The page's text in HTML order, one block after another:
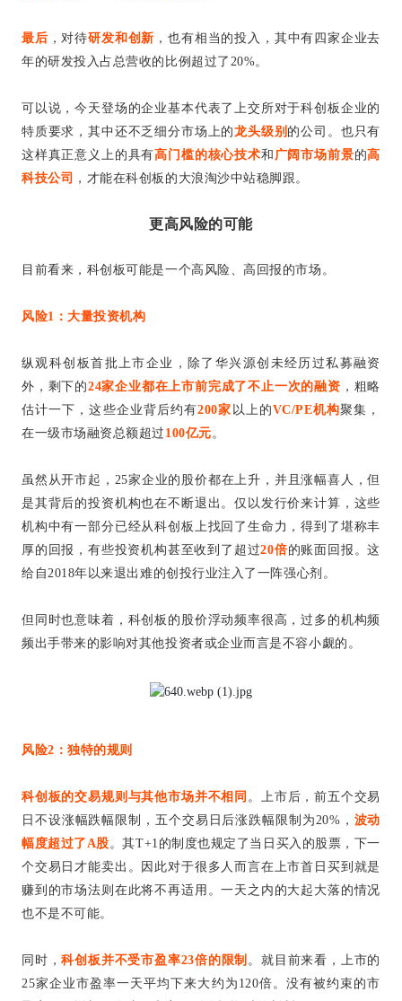
最后 ，对待研发和创新 ，也有相当的投入，其中有四家企业去
年的研发投入占总营收的比例超过了20%。
可以说，今天登场的企业基本代表了上交所对于科创板企业的
特质要求，其中还不乏细分市场上的龙头级别 的公司。也只有
这样真正意义上的具有高门槛的核心技术和 广阔市场前景的高
科技公司
，才能在科创板的大浪淘沙中站稳脚跟。
更高风险的可能
目前看来，科创板可能是一个高风险、高回报的市场。
风险1：大量投资机构
纵观科创板首批上市企业，除了华兴源创未经历过私募融资
外，剩下的24家企业都在上市前完成了不止一次的融资 ，粗略
估计一下，这些企业背后约有200家 以上的VC/PE机构聚集，
在一级市场融资总额超过 100亿元。
虽然从开市起，25家企业的股价都在上升，并且涨幅喜人，但
是其背后的投资机构也在不断退出。仅以发行价来计算，这些
机构中有一部分已经从科创板上找回了生命力，得到了堪称丰
厚的回报，有些投资机构甚至收到了超过20倍的账面回报。这
给自2018年以来退出难的创投行业注入了一阵强心剂。
但同时也意味着，科创板的股价浮动频率很高，过多的机构频
频出手带来的影响对其他投资者或企业而言是不容小觑的。
风险2：独特的规则
科创板的交易规则与其他市场并不相同 。上市后，前五个交易
日不设涨幅跌幅限制，五个交易日后涨跌幅限制为20%， 波动
幅度超过了A股 。其T+1的制度也规定了当日买入的股票，下一
个交易日才能卖出。因此对于很多人而言在上市首日买到就是
赚到的市场法则在此将不再适用。一天之内的大起大落的情况
也不是不可能。
同时，科创板并不受市盈率23倍的限制 。就目前来看，上市的
25家企业市盈率一天平均下来大约为120倍。没有被约束的市